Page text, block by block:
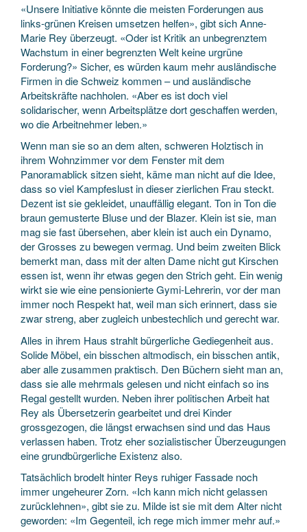
«Unsere Initiative könnte die meisten Forderungen aus
links-grünen Kreisen umsetzen helfen», gibt sich Anne-
Marie Rey überzeugt. «Oder ist Kritik an unbegrenztem
Wachstum in einer begrenzten Welt keine urgrüne
Forderung?» Sicher, es würden kaum mehr ausländische
Firmen in die Schweiz kommen – und ausländische
Arbeitskräfte nachholen. «Aber es ist doch viel
solidarischer, wenn Arbeitsplätze dort geschaffen werden,
wo die Arbeitnehmer leben.»
Wenn man sie so an dem alten, schweren Holztisch in
ihrem Wohnzimmer vor dem Fenster mit dem
Panoramablick sitzen sieht, käme man nicht auf die Idee,
dass so viel Kampfeslust in dieser zierlichen Frau steckt.
Dezent ist sie gekleidet, unauffällig elegant. Ton in Ton die
braun gemusterte Bluse und der Blazer. Klein ist sie, man
mag sie fast übersehen, aber klein ist auch ein Dynamo,
der Grosses zu bewegen vermag. Und beim zweiten Blick
bemerkt man, dass mit der alten Dame nicht gut Kirschen
essen ist, wenn ihr etwas gegen den Strich geht. Ein wenig
wirkt sie wie eine pensionierte Gymi-Lehrerin, vor der man
immer noch Respekt hat, weil man sich erinnert, dass sie
zwar streng, aber zugleich unbestechlich und gerecht war.
Alles in ihrem Haus strahlt bürgerliche Gediegenheit aus.
Solide Möbel, ein bisschen altmodisch, ein bisschen antik,
aber alle zusammen praktisch. Den Büchern sieht man an,
dass sie alle mehrmals gelesen und nicht einfach so ins
Regal gestellt wurden. Neben ihrer politischen Arbeit hat
Rey als Übersetzerin gearbeitet und drei Kinder
grossgezogen, die längst erwachsen sind und das Haus
verlassen haben. Trotz eher sozialistischer Überzeugungen
eine grundbürgerliche Existenz also.
Tatsächlich brodelt hinter Reys ruhiger Fassade noch
immer ungeheurer Zorn. «Ich kann mich nicht gelassen
zurücklehnen», gibt sie zu. Milde ist sie mit dem Alter nicht
geworden: «Im Gegenteil, ich rege mich immer mehr auf.»